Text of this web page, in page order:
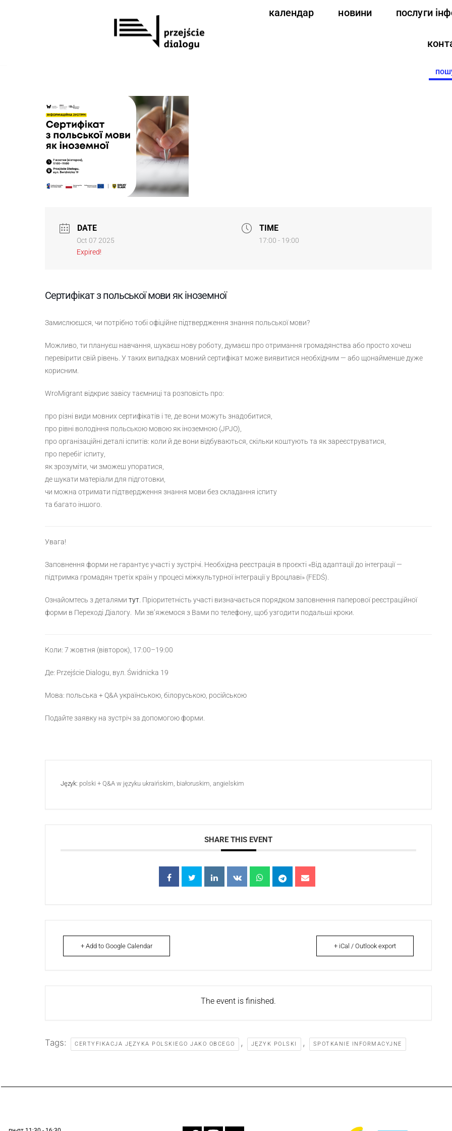
календар новини послуги
for:
DATE
Oct 07 2025
Expired!
TIME
17:00 - 19:00
Сертифікат з польської мови як іноземної
Замислюєшся, чи потрібно тобі офіційне підтвердження знання польської мови?
Можливо, ти плануєш навчання, шукаєш нову роботу, думаєш про отримання громадянства або просто хочеш
перевірити свій рівень. У таких випадках мовний сертифікат може виявитися необхідним — або щонайменше дуже
корисним.
WroMigrant відкриє завісу таємниці та розповість про:
про різні види мовних сертифікатів і те, де вони можуть знадобитися,
про рівні володіння польською мовою як іноземною (JPJO),
про організаційні деталі іспитів: коли й де вони відбуваються, скільки коштують та як зареєструватися,
про перебіг іспиту,
як зрозуміти, чи зможеш упоратися,
де шукати матеріали для підготовки,
чи можна отримати підтвердження знання мови без складання іспиту
та багато іншого.
Увага!
Заповнення форми не гарантує участі у зустрічі. Необхідна реєстрація в проєкті «Від адаптації до інтеграції —
підтримка громадян третіх країн у процесі міжкультурної інтеграції у Вроцлаві» (FEDŚ).
Ознайомтесь з деталями тут . Пріоритетність участі визначається порядком заповнення паперової реєстраційної
форми в Переході Діалогу. Ми зв’яжемося з Вами по телефону, щоб узгодити подальші кроки.
Коли: 7 жовтня (вівторок), 17:00–19:00
Де: Przejście Dialogu, вул. Świdnicka 19
Мова: польська + Q&A українською, білоруською, російською
Подайте заявку на зустріч за допомогою форми.
Język: polski + Q&A w języku ukraińskim, białoruskim, angielskim
SHARE THIS EVENT
+ Add to Google Calendar + iCal / Outlook export
The event is finished.
Tags: CERTYFIKACJA JĘZYKA POLSKIEGO JAKO OBCEGO , JĘZYK POLSKI , SPOTKANIE INFORMACYJNE